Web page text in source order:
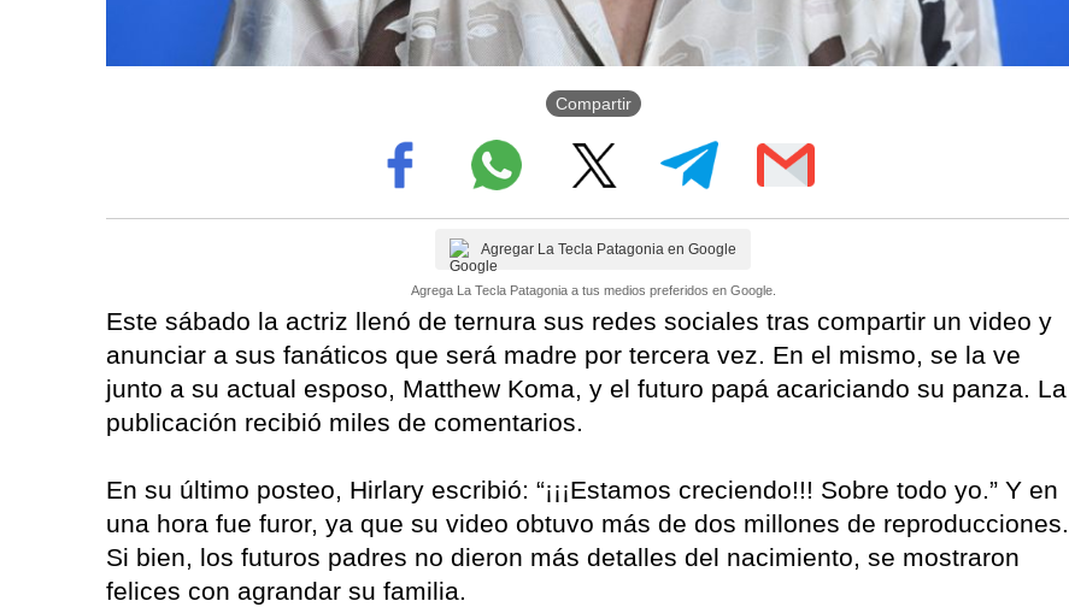
Compartir
Agregar La Tecla Patagonia en Google
Agrega La Tecla Patagonia a tus medios preferidos en Google.
Este sábado la actriz llenó de ternura sus redes sociales tras compartir un video y
anunciar a sus fanáticos que será madre por tercera vez. En el mismo, se la ve
junto a su actual esposo, Matthew Koma, y el futuro papá acariciando su panza. La
publicación recibió miles de comentarios.
En su último posteo, Hirlary escribió: “¡¡¡Estamos creciendo!!! Sobre todo yo.” Y en
una hora fue furor, ya que su video obtuvo más de dos millones de reproducciones.
Si bien, los futuros padres no dieron más detalles del nacimiento, se mostraron
felices con agrandar su familia.